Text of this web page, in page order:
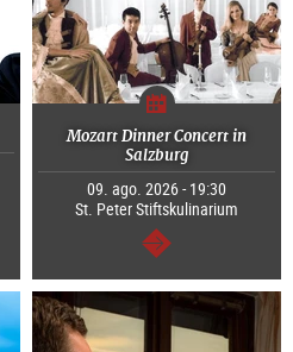
Mozart Dinner Concert in
Salzburg
09. ago. 2026 - 19:30
St. Peter Stiftskulinarium
continuar